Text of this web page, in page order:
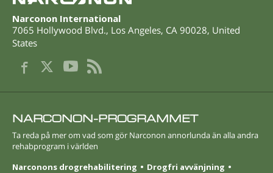
Narconon International
7065 Hollywood Blvd., Los Angeles, CA 90028, United
States
NARCONON-PROGRAMMET
Ta reda på mer om vad som gör Narconon annorlunda än alla andra
rehabprogram i världen
Narconons drogrehabilitering
Drogfri avvänjning